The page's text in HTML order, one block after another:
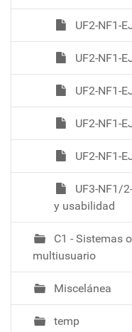
UF2-NF1-
UF2-NF1-
UF2-NF1-
UF2-NF1-
UF2-NF1-
UF3-NF1/
y usabilidad
C1 - Sistemas
multiusuario
Miscelánea
temp